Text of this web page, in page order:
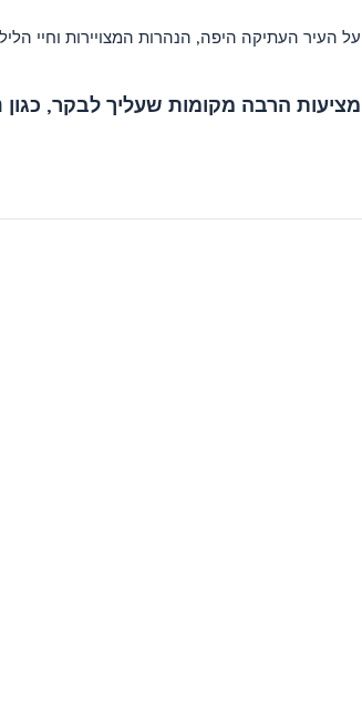
העיר העתיקה היפה, הנהרות המצויירות וחיי
הרבה מקומות שעליך לבקר, כגון